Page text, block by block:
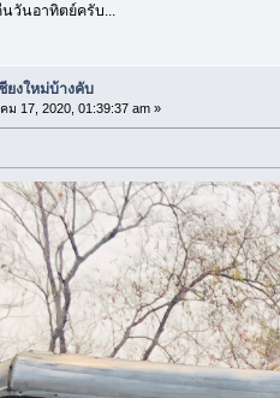
นวันอาทิตย์ครับ...
ยงใหม่บ้างคับ
ม 17, 2020, 01:39:37 am »